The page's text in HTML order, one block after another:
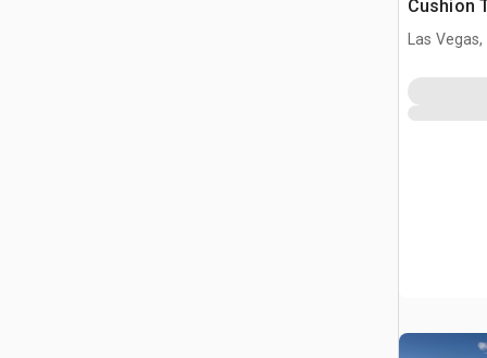
Cushion
Las Vegas,